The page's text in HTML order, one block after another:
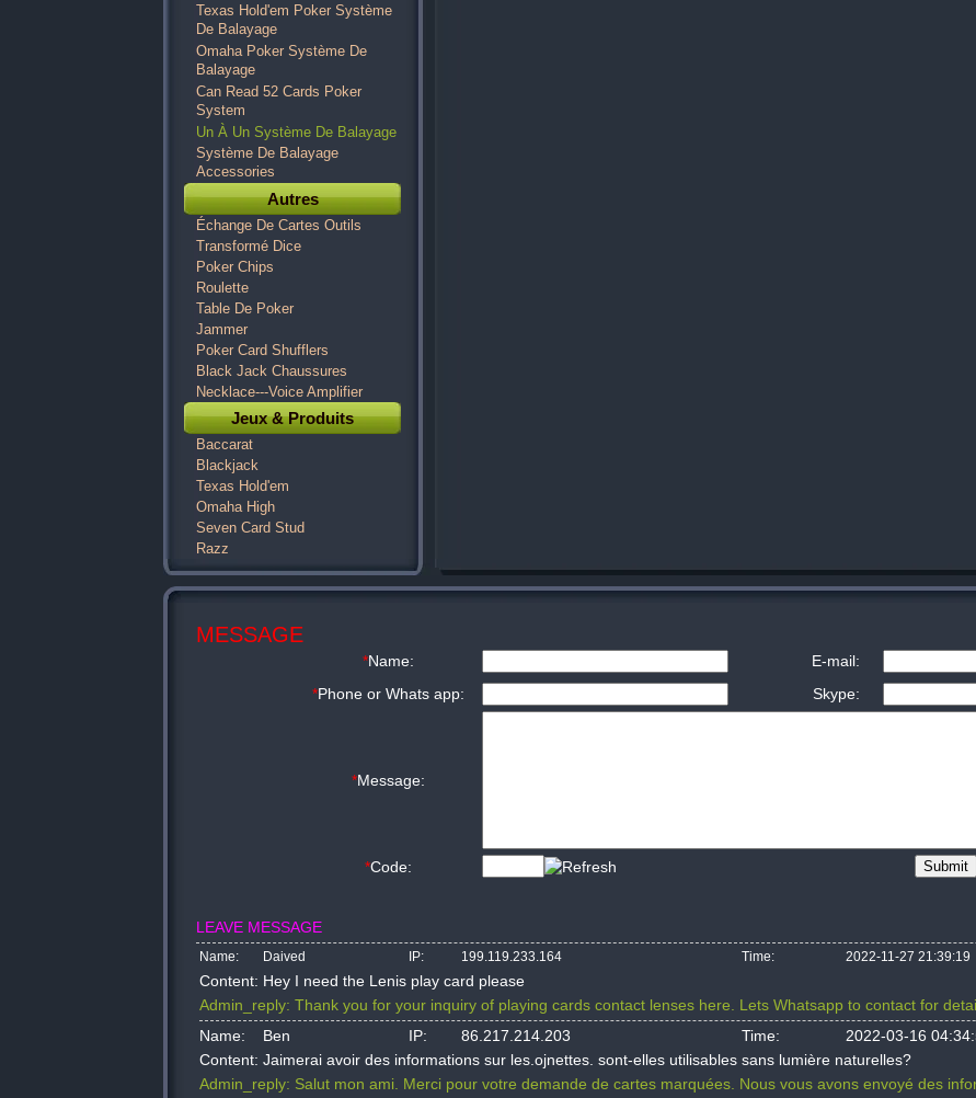
Texas Hold'em Poker Système
De Balayage
Omaha Poker Système De
Balayage
Can Read 52 Cards Poker
System
Un À Un Système De Balayage
Système De Balayage
Accessories
Autres
Échange De Cartes Outils
Transformé Dice
Poker Chips
Roulette
Table De Poker
Jammer
Poker Card Shufflers
Black Jack Chaussures
Necklace---Voice Amplifier
Jeux & Produits
Baccarat
Blackjack
Texas Hold'em
Omaha High
Seven Card Stud
Razz
MESSAGE
*Name:
E-mail:
*Phone or Whats app: Skype:
*Message:
*Code:
LEAVE MESSAGE
Name: Daived IP: 199.119.233.164 Time: 2022-11-27 21:39:19
Content: Hey I need the Lenis play card please
Admin_reply: Thank you for your inquiry of playing cards contact lenses here. Lets Whatsapp to contact for
Name:
Ben IP: 86.217.214.203 Time:
2022-03-16
Content: Jaimerai avoir des informations sur les.ojnettes. sont-elles utilisables sans lumière naturelles?
Admin_reply: Salut mon ami. Merci pour votre demande de cartes marquées. Nous vous avons envoyé des